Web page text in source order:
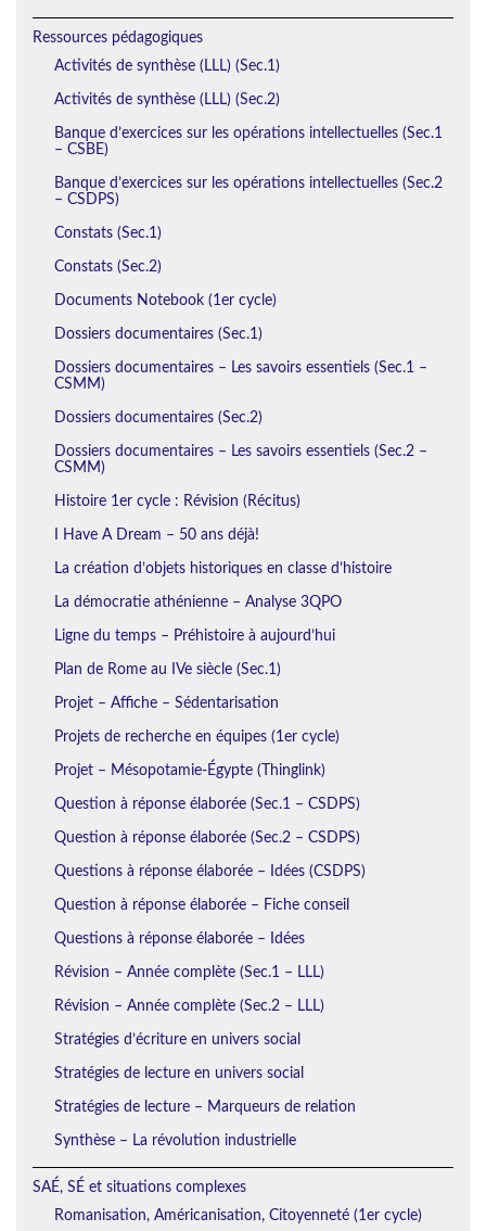
Ressources pédagogiques
Activités de synthèse (LLL) (Sec.1)
Activités de synthèse (LLL) (Sec.2)
Banque d’exercices sur les opérations intellectuelles (Sec.1
– CSBE)
Banque d’exercices sur les opérations intellectuelles (Sec.2
– CSDPS)
Constats (Sec.1)
Constats (Sec.2)
Documents Notebook (1er cycle)
Dossiers documentaires (Sec.1)
Dossiers documentaires – Les savoirs essentiels (Sec.1 –
CSMM)
Dossiers documentaires (Sec.2)
Dossiers documentaires – Les savoirs essentiels (Sec.2 –
CSMM)
Histoire 1er cycle : Révision (Récitus)
I Have A Dream – 50 ans déjà!
La création d’objets historiques en classe d’histoire
La démocratie athénienne – Analyse 3QPO
Ligne du temps – Préhistoire à aujourd’hui
Plan de Rome au IVe siècle (Sec.1)
Projet – Affiche – Sédentarisation
Projets de recherche en équipes (1er cycle)
Projet – Mésopotamie-Égypte (Thinglink)
Question à réponse élaborée (Sec.1 – CSDPS)
Question à réponse élaborée (Sec.2 – CSDPS)
Questions à réponse élaborée – Idées (CSDPS)
Question à réponse élaborée – Fiche conseil
Questions à réponse élaborée – Idées
Révision – Année complète (Sec.1 – LLL)
Révision – Année complète (Sec.2 – LLL)
Stratégies d’écriture en univers social
Stratégies de lecture en univers social
Stratégies de lecture – Marqueurs de relation
Synthèse – La révolution industrielle
SAÉ, SÉ et situations complexes
Romanisation, Américanisation, Citoyenneté (1er cycle)